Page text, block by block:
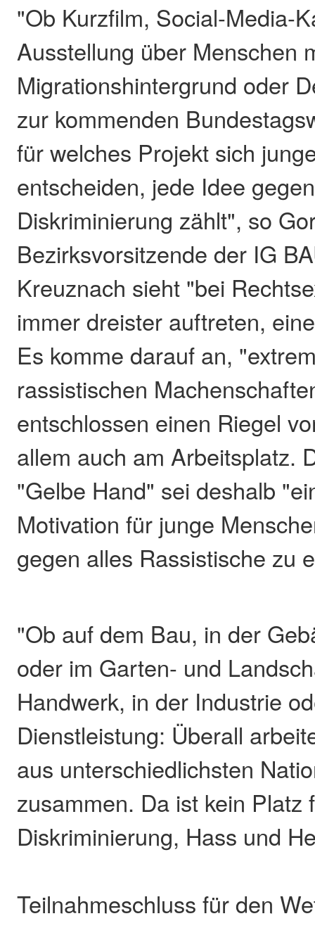
"Ob Kurzfilm, Social-Media-
Ausstellung über Menschen
Migrationshintergrund oder
zur kommenden
für welches Projekt sich
entscheiden, jede Idee
Diskriminierung zählt", so
Bezirksvorsitzende der IG
Kreuznach sieht "bei
immer dreister auftreten,
Es komme darauf an,
rassistischen
entschlossen einen Riegel
allem auch am Arbeitsplatz.
"Gelbe Hand" sei deshalb
Motivation für junge
gegen alles Rassistische zu
"Ob auf dem Bau, in der
oder im Garten- und
Handwerk, in der Industrie
Dienstleistung: Überall
aus unterschiedlichsten
zusammen. Da ist kein Platz
Diskriminierung, Hass und
Teilnahmeschluss für den